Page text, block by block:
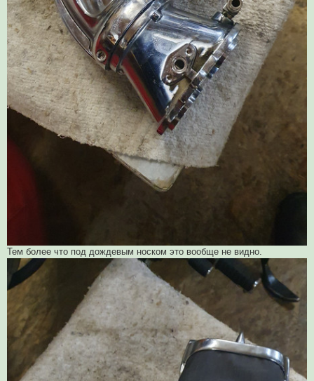
Тем более что под дождевым носком это вообще не видно.